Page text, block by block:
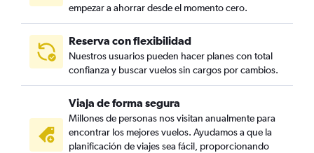
empezar a ahorrar desde el momento cero.
Reserva con flexibilidad
Nuestros usuarios pueden hacer planes con total
confianza y buscar vuelos sin cargos por cambios.
Viaja de forma segura
Millones de personas nos visitan anualmente para
encontrar los mejores vuelos. Ayudamos a que la
planificación de viajes sea fácil, proporcionando